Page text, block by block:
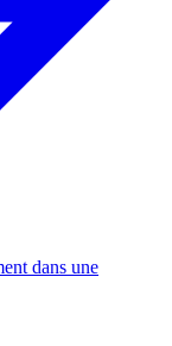
dans une